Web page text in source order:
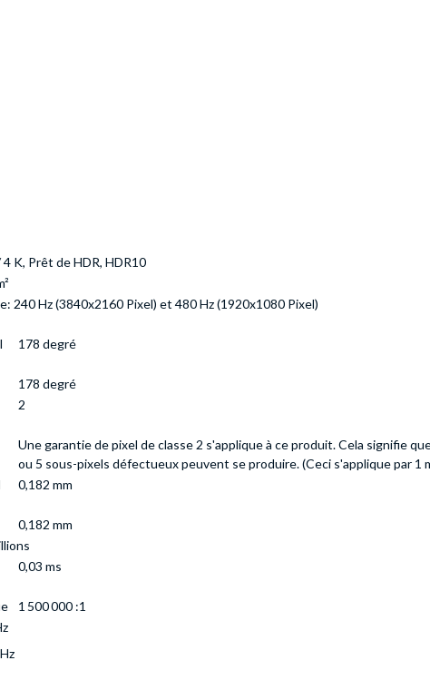
K, Prêt de HDR, HDR10
240 Hz (3840x2160 Pixel) et 480 Hz (1920x1080 Pixel)
178 degré
178 degré
2
Une garantie de pixel de classe 2 s'applique à ce produit. Cela signifie
ou 5 sous-pixels défectueux peuvent se produire. (Ceci s'applique par 1
0,182 mm
0,182 mm
0,03 ms
1 500 000 :1